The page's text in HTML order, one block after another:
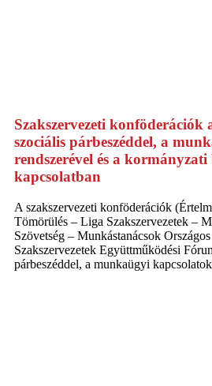
Szakszervezeti konföderációk
szociális párbeszéddel, a
rendszerével és a
kapcsolatban
A szakszervezeti konföderációk
Tömörülés – Liga Szakszervezetek –
Szövetség – Munkástanácsok
Szakszervezetek Együttműködési
párbeszéddel, a munkaügyi